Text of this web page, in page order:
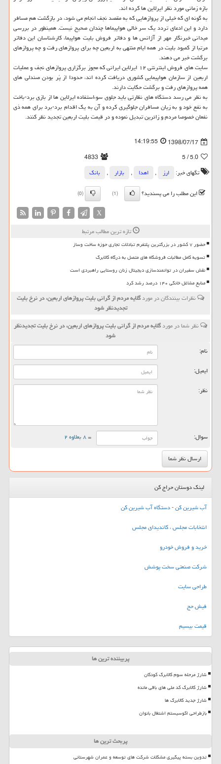
بازه زمانی مورد نظر ایرلاین ها كرده اند.
به گونه ای كه خیلی از پروازهایی كه به مقصد نجف انجام می شود، در بازگشت هم مسافر
دارد و این ادعای تردد یك سر خالی هواپیماها چندان صحیح نیست. همینطور در بررسی
میدانی خبرنگار مهر از آژانس ها و دفاتر فروش بلیت هواپیما، كارشناسان این دفاتر
مرتبا از كمبود بلیت در همه ایام منتهی به اربعین چه برای پروازهای رفت و چه پروازهای
برگشت خبر می دهند.
سایت های فروش اینترنتی ۱۲ ایرلاین ایرانی كه مجوز برگزاری پروازهای نجف و عملیات
اربعین از سازمان هواپیمایی كشوری دریافت كرده اند، حدودا از پُر بودن صندلی های
همه پروازهای رفت و برگشت حكایت دارند.
به نظر می رسد دستگاه های نظارتی باید جلوی سوءاستفاده ایرلاین ها از بازی برد-باخت
به نفع خود و به زیان مسافران جلوگیری كرده و آن به یك اقدام برد-برد برای همه ذی
نفعان خصوصا مردم و زائرین تبدیل نموده و در قیمت بلیت اربعین تجدید نظر كنند.
1398/07/17
14:19:55
5.0
/ 5
4833
تگهای خبر:
ارز , اهدا , بازار ,
بانك
این مطلب را می پسندید؟
(1)
(0)
X
تازه ترین مطالب مرتبط
حضور ۷ کشور در بزرگترین پلتفرم تبادلات تجاری حوزه ساخت وساز
تسویه کامل مطالبات فروشگاه های متصل به درگاه کالابرگ
نقش سفیران در توانمندسازی دیجیتال زنان روستایی راهبردی است
منابع مشاغل خانگی ۱۴۰ درصد رشد کرد
نظرات بینندگان در موردگلایه مردم از گرانی بلیت پروازهای اربعین، در نرخ بلیت
تجدیدنظر شود
نظر شما در موردگلایه مردم از گرانی بلیت پروازهای اربعین، در نرخ بلیت تجدیدنظر
شود
نام:
ایمیل:
نظر:
سوال: = ۸ بعلاوه ۲
لینک دوستان حراج کن
آب شیرین کن - دستگاه آب شیرین کن
انتخابات مجلس ، کاندیدای مجلس
خرید و فروش خودرو
شرکت صنعتی سخت پوشش
طراحی سایت
فیش حج
قیمت بیسیم
پربیننده ترین ها
شارژ مرحله سوم کالابرگ کودکان
شارژ کالابرگ کد ملی های باقی مانده
شارژ جدید کالابرگ ها
بازطراحی اکوسیستم اشتغال بانوان
پربحث ترین ها
تدوین بسته پیگیری مشکلات شرکت های توسعه و عمران شهرستانی